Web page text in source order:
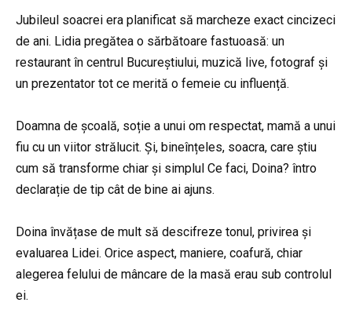
Jubileul soacrei era planificat să marcheze exact cincizeci
de ani. Lidia pregătea o sărbătoare fastuoasă: un
restaurant în centrul Bucureștiului, muzică live, fotograf și
un prezentator tot ce merită o femeie cu influență.
Doamna de școală, soție a unui om respectat, mamă a unui
fiu cu un viitor strălucit. Și, bineînțeles, soacra, care știu
cum să transforme chiar și simplul Ce faci, Doina? întro
declarație de tip cât de bine ai ajuns.
Doina învățase de mult să descifreze tonul, privirea și
evaluarea Lidei. Orice aspect, maniere, coafură, chiar
alegerea felului de mâncare de la masă erau sub controlul
ei.